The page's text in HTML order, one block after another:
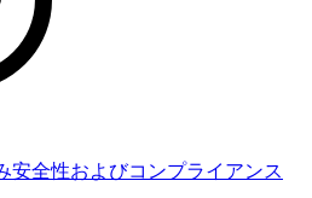
安全性およびコンプライアンス